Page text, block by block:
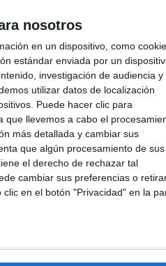
nosotros
en un dispositivo, como
estándar enviada por un
investigación de audiencia y
utilizar datos de localización
Puede hacer clic para
que llevemos a cabo el
más detallada y cambiar sus
que algún procesamiento de sus
el derecho de rechazar tal
cambiar sus preferencias o
en el botón "Privacidad" en la